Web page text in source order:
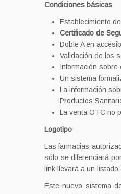
Condiciones básicas
Establecimiento
Certificado de
Doble A en
Validación de los
Información sobre
Un sistema
La información
Productos
La venta OTC no
Logotipo
Las farmacias
sólo se diferenciará
link llevará a un
Este nuevo sistema